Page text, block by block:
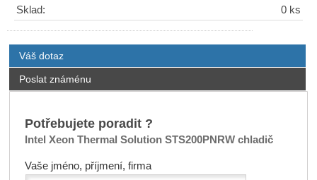
Sklad:
0 ks
Váš dotaz
Poslat známénu
Potřebujete poradit ?
Intel Xeon Thermal Solution STS200PNRW chladič
Vaše jméno, příjmení, firma